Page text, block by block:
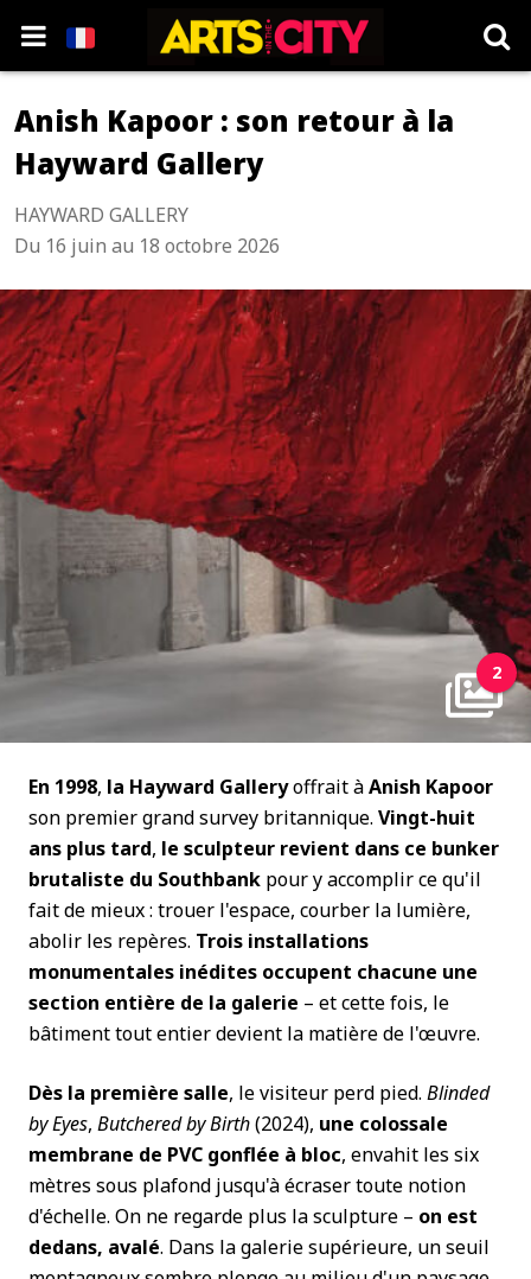
Anish Kapoor : son retour à la
Hayward Gallery
HAYWARD GALLERY
Du 16 juin au 18 octobre 2026
2
En 1998, la Hayward Galleryoffrait àAnish Kapoor
son premier grand survey britannique. Vingt-huit
ans plus tard, le sculpteur revient dans ce bunker
brutaliste du Southbank pour y accomplir ce qu'il
fait de mieux : trouer l'espace, courber la lumière,
abolir les repères. Trois installations
monumentales inédites occupent chacune une
section entière de la galerie – et cette fois, le
bâtiment tout entier devient la matière de l'œuvre.
Dès la première salle, le visiteur perd pied. Blinded
by Eyes, Butchered by Birth(2024), une colossale
membrane de PVC gonflée à bloc, envahit les six
mètres sous plafond jusqu'à écraser toute notion
d'échelle. On ne regarde plus la sculpture – on est
dedans, avalé. Dans la galerie supérieure, un seuil